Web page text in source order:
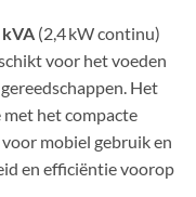
kVA (2,4 kW continu)
voor het voeden
Het
het compacte
mobiel gebruik en
en efficiëntie voorop